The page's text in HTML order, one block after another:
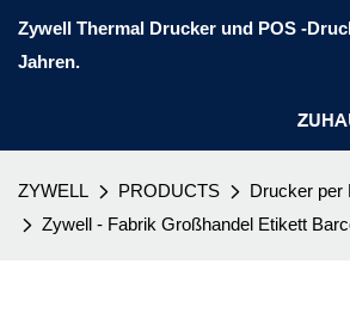
Zywell Thermal Drucker und POS -
Jahren.
ZYWELL PRODUCTS Drucker per
Zywell - Fabrik Großhandel Etikett